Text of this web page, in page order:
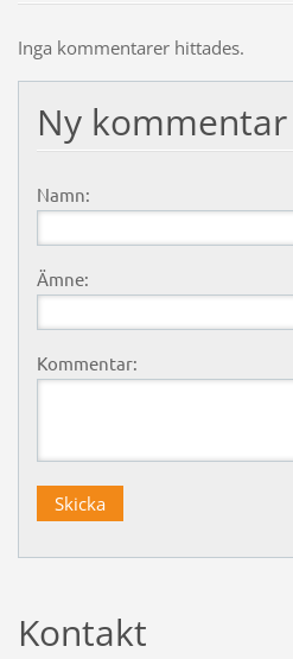
Inga kommentarer hittades.
Ny kommentar
Namn:
Ämne:
Kommentar:
Kontakt